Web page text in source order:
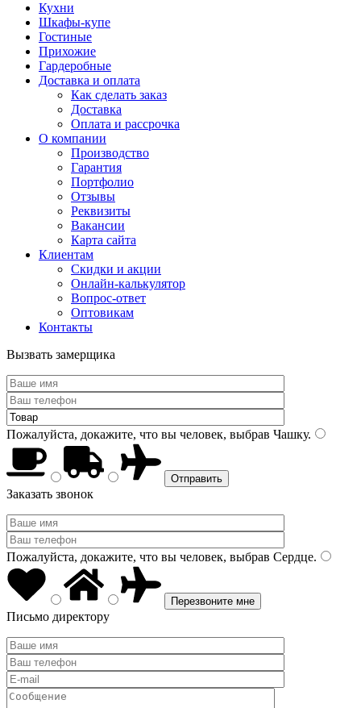
Кухни
Шкафы-купе
Гостиные
Прихожие
Гардеробные
Доставка и оплата
Как сделать заказ
Доставка
Оплата и рассрочка
О компании
Производство
Гарантия
Портфолио
Отзывы
Реквизиты
Вакансии
Карта сайта
Клиентам
Скидки и акции
Онлайн-калькулятор
Вопрос-ответ
Оптовикам
Контакты
Вызвать замерщика
Пожалуйста, докажите, что вы человек, выбрав Чашку.
Заказать звонок
Пожалуйста, докажите, что вы человек, выбрав Сердце.
Письмо директору